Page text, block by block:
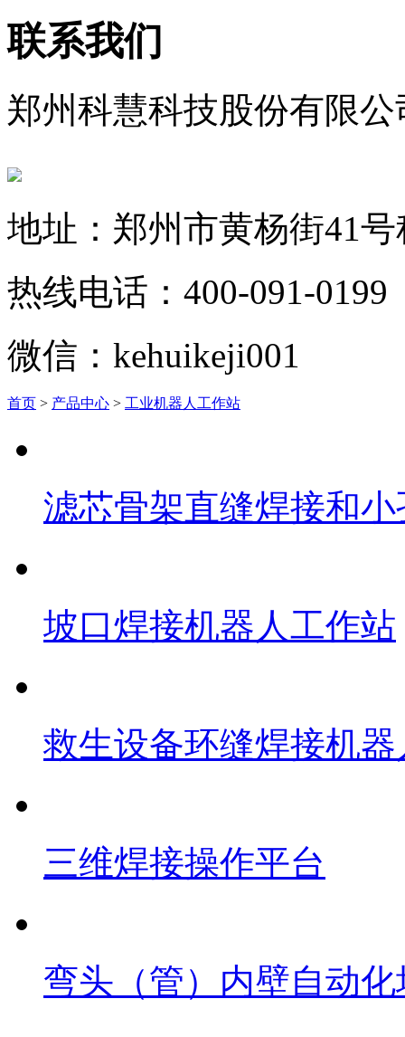
联系我们
郑州科慧科技股份有限公
地址：郑州市黄杨街41
热线电话：400-091-0199
微信：kehuikeji001
首页 > 产品中心 > 工业机器人工作站
滤芯骨架直缝焊接和
坡口焊接机器人工作站
救生设备环缝焊接机
三维焊接操作平台
弯头（管）内壁自动